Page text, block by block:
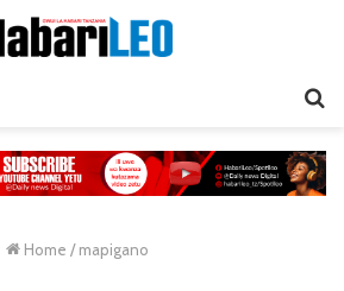
Home / mapigano